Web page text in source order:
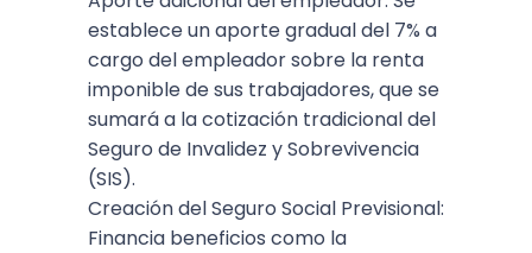
establece un aporte gradual del 7% a
cargo del empleador sobre la renta
imponible de sus trabajadores, que se
sumará a la cotización tradicional del
Seguro de Invalidez y Sobrevivencia
(SIS).
Creación del Seguro Social Previsional:
Financia beneficios como la